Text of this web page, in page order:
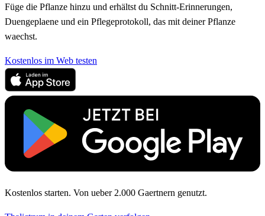
Füge die Pflanze hinzu und erhältst du Schnitt-Erinnerungen,
Duengeplaene und ein Pflegeprotokoll, das mit deiner Pflanze
waechst.
Kostenlos im Web testen
Kostenlos starten. Von ueber 2.000 Gaertnern genutzt.